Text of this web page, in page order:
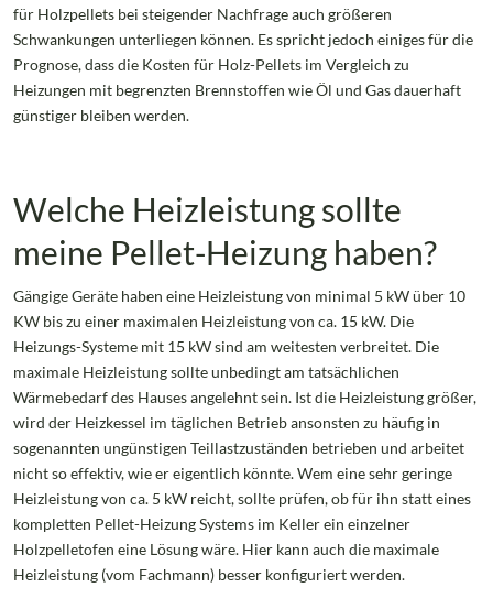
für Holzpellets bei steigender Nachfrage auch größeren
Schwankungen unterliegen können. Es spricht jedoch einiges für die
Prognose, dass die Kosten für Holz-Pellets im Vergleich zu
Heizungen mit begrenzten Brennstoffen wie Öl und Gas dauerhaft
günstiger bleiben werden.
Welche Heizleistung sollte
meine Pellet-Heizung haben?
Gängige Geräte haben eine Heizleistung von minimal 5 kW über 10
KW bis zu einer maximalen Heizleistung von ca. 15 kW. Die
Heizungs-Systeme mit 15 kW sind am weitesten verbreitet. Die
maximale Heizleistung sollte unbedingt am tatsächlichen
Wärmebedarf des Hauses angelehnt sein. Ist die Heizleistung größer,
wird der Heizkessel im täglichen Betrieb ansonsten zu häufig in
sogenannten ungünstigen Teillastzuständen betrieben und arbeitet
nicht so effektiv, wie er eigentlich könnte. Wem eine sehr geringe
Heizleistung von ca. 5 kW reicht, sollte prüfen, ob für ihn statt eines
kompletten Pellet-Heizung Systems im Keller ein einzelner
Holzpelletofen eine Lösung wäre. Hier kann auch die maximale
Heizleistung (vom Fachmann) besser konfiguriert werden.